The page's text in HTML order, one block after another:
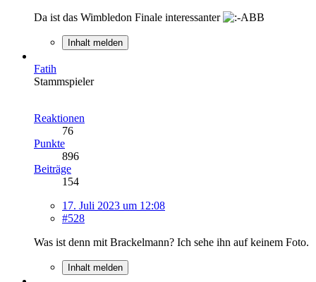
Da ist das Wimbledon Finale interessanter
Inhalt melden
Fatih
Stammspieler
Reaktionen
76
Punkte
896
Beiträge
154
17. Juli 2023 um 12:08
#528
Was ist denn mit Brackelmann? Ich sehe ihn auf keinem Foto.
Inhalt melden